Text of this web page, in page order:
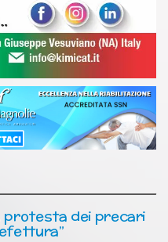
protesta dei precari